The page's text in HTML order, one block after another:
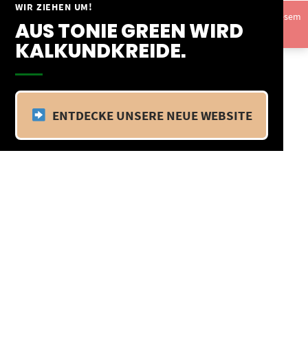
WIR ZIEHEN UM!
AUS TONIE GREEN WIRD
KALKUNDKREIDE.
ENTDECKE UNSERE NEUE WEBSITE
Springe
Inhalt
Vom 09.04.25 - 20.04.25 befinden wir uns im Betriebsurlaub. In diesem
Zeitraum findet kein Versand statt.Ausblenden